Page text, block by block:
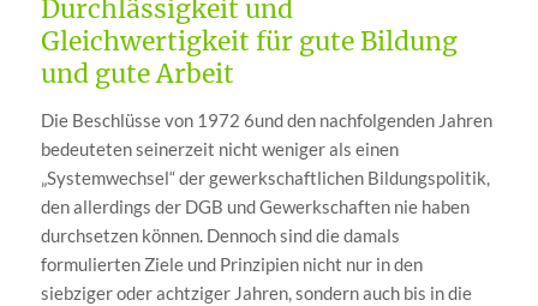
Durchlässigkeit und
Gleichwertigkeit für gute Bildung
und gute Arbeit
Die Beschlüsse von 1972 6und den nachfolgenden Jahren
bedeuteten seinerzeit nicht weniger als einen
„Systemwechsel“ der gewerkschaftlichen Bildungspolitik,
den allerdings der DGB und Gewerkschaften nie haben
durchsetzen können. Dennoch sind die damals
formulierten Ziele und Prinzipien nicht nur in den
siebziger oder achtziger Jahren, sondern auch bis in die